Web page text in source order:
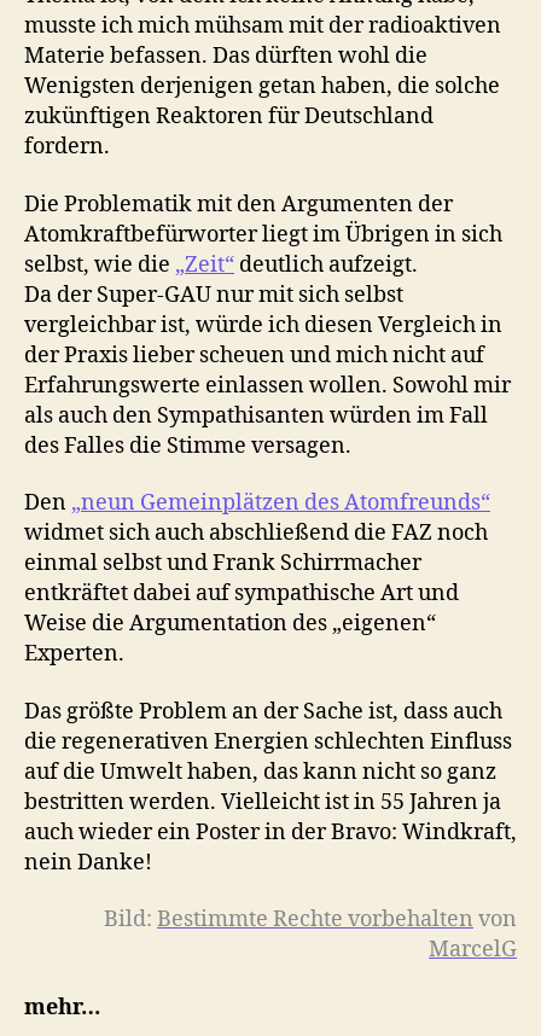
musste ich mich mühsam mit der radioaktiven
Materie befassen. Das dürften wohl die
Wenigsten derjenigen getan haben, die solche
zukünftigen Reaktoren für Deutschland
fordern.
Die Problematik mit den Argumenten der
Atomkraftbefürworter liegt im Übrigen in sich
selbst, wie die „Zeit“ deutlich aufzeigt.
Da der Super-GAU nur mit sich selbst
vergleichbar ist, würde ich diesen Vergleich in
der Praxis lieber scheuen und mich nicht auf
Erfahrungswerte einlassen wollen. Sowohl mir
als auch den Sympathisanten würden im Fall
des Falles die Stimme versagen.
Den „neun Gemeinplätzen des Atomfreunds“
widmet sich auch abschließend die FAZ noch
einmal selbst und Frank Schirrmacher
entkräftet dabei auf sympathische Art und
Weise die Argumentation des „eigenen“
Experten.
Das größte Problem an der Sache ist, dass auch
die regenerativen Energien schlechten Einfluss
auf die Umwelt haben, das kann nicht so ganz
bestritten werden. Vielleicht ist in 55 Jahren ja
auch wieder ein Poster in der Bravo: Windkraft,
nein Danke!
Bild: Bestimmte Rechte vorbehalten von
MarcelG
mehr…